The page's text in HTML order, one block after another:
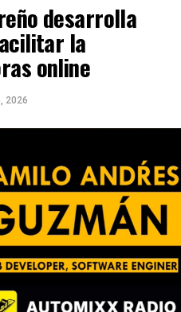
desarrolla
la
online
2026